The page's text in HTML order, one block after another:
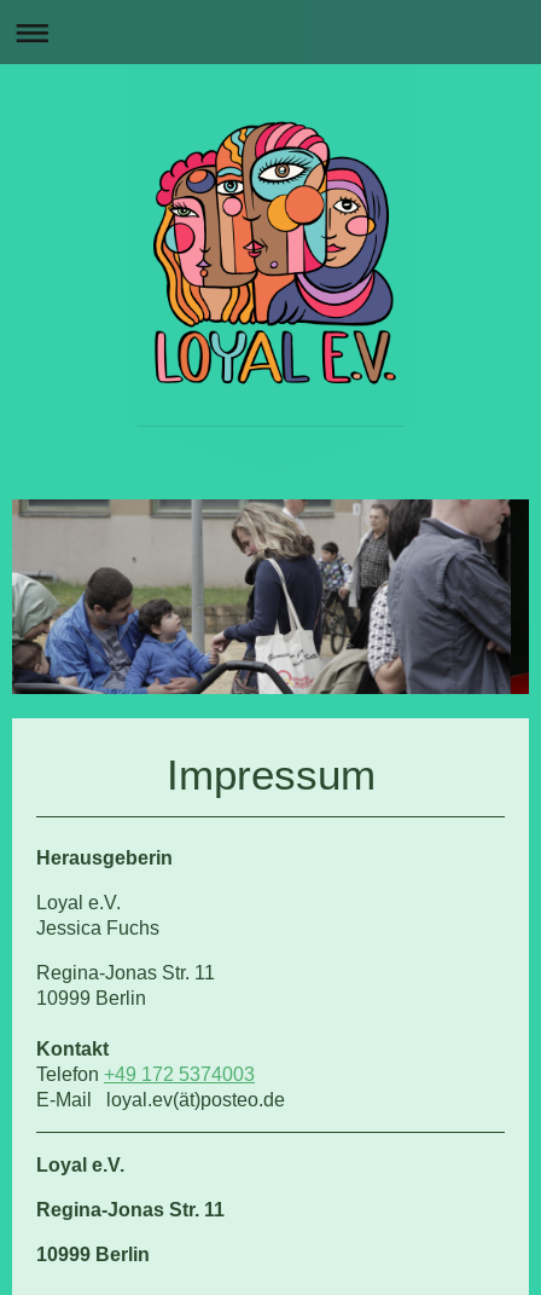
Impressum
Herausgeberin
Loyal e.V.
Jessica Fuchs
Regina-Jonas Str. 11
10999 Berlin
Kontakt
Telefon +49 172 5374003
E-Mail loyal.ev(ät)posteo.de
Loyal e.V.
Regina-Jonas Str. 11
10999 Berlin